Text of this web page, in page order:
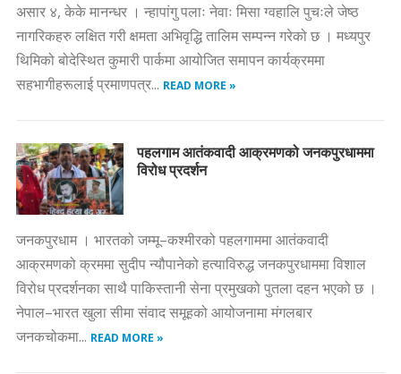
असार ४, केके मानन्धर । न्हापांगु पलाः नेवाः मिसा ग्वहालि पुचःले जेष्ठ
नागरिकहरु लक्षित गरी क्षमता अभिवृद्धि तालिम सम्पन्न गरेको छ । मध्यपुर
थिमिको बोदेस्थित कुमारी पार्कमा आयोजित समापन कार्यक्रममा
सहभागीहरूलाई प्रमाणपत्र... READ MORE »
पहलगाम आतंकवादी आक्रमणको जनकपुरधाममा
विरोध प्रदर्शन
जनकपुरधाम । भारतको जम्मू–कश्मीरको पहलगाममा आतंकवादी
आक्रमणको क्रममा सुदीप न्यौपानेको हत्याविरुद्ध जनकपुरधाममा विशाल
विरोध प्रदर्शनका साथै पाकिस्तानी सेना प्रमुखको पुतला दहन भएको छ ।
नेपाल–भारत खुला सीमा संवाद समूहको आयोजनामा मंगलबार
जनकचोकमा... READ MORE »